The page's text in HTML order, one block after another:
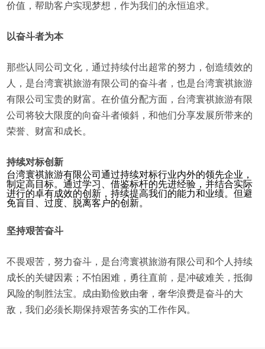
价值，帮助客户实现梦想，作为我们的永恒追求。
以奋斗者为本
那些认同公司文化，通过持续付出超常的努力，创造绩效的
人，是台湾寰祺旅游有限公司的奋斗者，也是台湾寰祺旅游
有限公司宝贵的财富。在价值分配方面，台湾寰祺旅游有限
公司将较大限度的向奋斗者倾斜，和他们分享发展所带来的
荣誉、财富和成长。
持续对标创新
台湾寰祺旅游有限公司通过持续对标行业内外的领先企业，
制定高目标。通过学习、借鉴标杆的先进经验，并结合实际
进行的卓有成效的创新，持续提高我们的能力和业绩。但避
免盲目、过度、脱离客户的创新。
坚持艰苦奋斗
不畏艰苦，努力奋斗，是台湾寰祺旅游有限公司和个人持续
成长的关键因素；不怕困难，勇往直前，是冲破难关，抵御
风险的制胜法宝。成由勤俭败由奢，奢华浪费是奋斗的大
敌，我们必须长期保持艰苦务实的工作作风。